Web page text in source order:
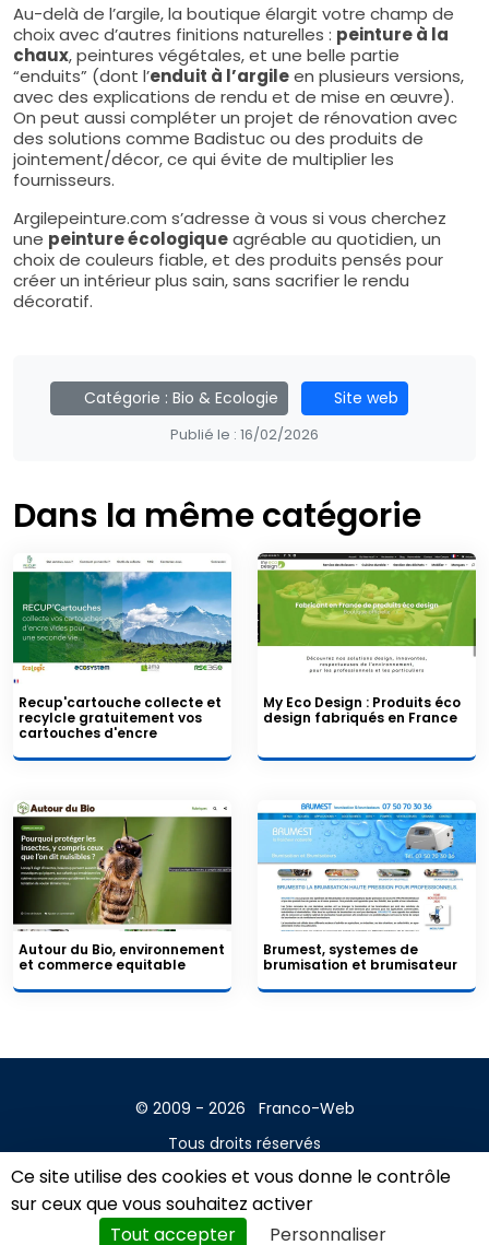
Ce site utilise des cookies et vous donne le contrôle
sur ceux que vous souhaitez activer
Tout accepter
Personnaliser
Au-delà de l’argile, la boutique élargit votre champ de
choix avec d’autres finitions naturelles : peinture à la
chaux, peintures végétales, et une belle partie
“enduits” (dont l’enduit à l’argileen plusieurs versions,
avec des explications de rendu et de mise en œuvre).
On peut aussi compléter un projet de rénovation avec
des solutions comme Badistuc ou des produits de
jointement/décor, ce qui évite de multiplier les
fournisseurs.
Argilepeinture.com s’adresse à vous si vous cherchez
une peinture écologiqueagréable au quotidien, un
choix de couleurs fiable, et des produits pensés pour
créer un intérieur plus sain, sans sacrifier le rendu
décoratif.
Catégorie : Bio & Ecologie Site web
Publié le : 16/02/2026
Dans la même catégorie
Recup'cartouche collecte et
recylcle gratuitement vos
cartouches d'encre
My Eco Design : Produits éco
design fabriqués en France
Autour du Bio, environnement
et commerce equitable
Brumest, systemes de
brumisation et brumisateur
© 2009 - 2026
Franco-Web
Tous droits réservés
Contact
Mentions légales